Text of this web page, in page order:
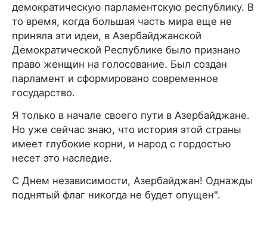
демократическую парламентскую республику. В
то время, когда большая часть мира еще не
приняла эти идеи, в Азербайджанской
Демократической Республике было признано
право женщин на голосование. Был создан
парламент и сформировано современное
государство.
Я только в начале своего пути в Азербайджане.
Но уже сейчас знаю, что история этой страны
имеет глубокие корни, и народ с гордостью
несет это наследие.
С Днем независимости, Азербайджан! Однажды
поднятый флаг никогда не будет опущен".